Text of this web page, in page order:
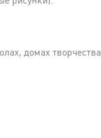
домах творчества.